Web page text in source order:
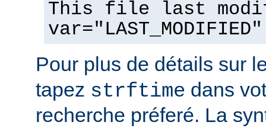
This file last
Pour plus de détails sur
tapez strftime dans
recherche préferé. La